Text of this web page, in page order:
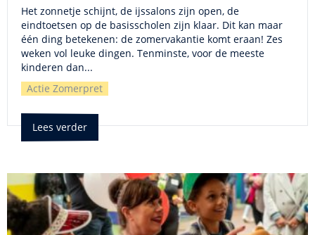
Het zonnetje schijnt, de ijssalons zijn open, de
eindtoetsen op de basisscholen zijn klaar. Dit kan maar
één ding betekenen: de zomervakantie komt eraan! Zes
weken vol leuke dingen. Tenminste, voor de meeste
kinderen dan...
Actie Zomerpret
Lees verder